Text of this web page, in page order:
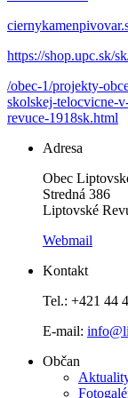
https://shop.upc.sk/
/obec-1/projekty-
skolskej-telocvicne-
revuce-1918sk.html
Adresa
Obec
Stredná 386
Liptovské
Webmail
Kontakt
Tel.: +421 44
E-mail:
Občan